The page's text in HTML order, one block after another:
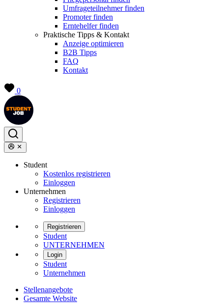
Umfrageteilnehmer finden
Promoter finden
Erntehelfer finden
Praktische Tipps & Kontakt
Anzeige optimieren
B2B Tipps
FAQ
Kontakt
0
Student
Kostenlos registrieren
Einloggen
Unternehmen
Registrieren
Einloggen
Registrieren
Student
UNTERNEHMEN
Login
Student
Unternehmen
Stellenangebote
Gesamte Website